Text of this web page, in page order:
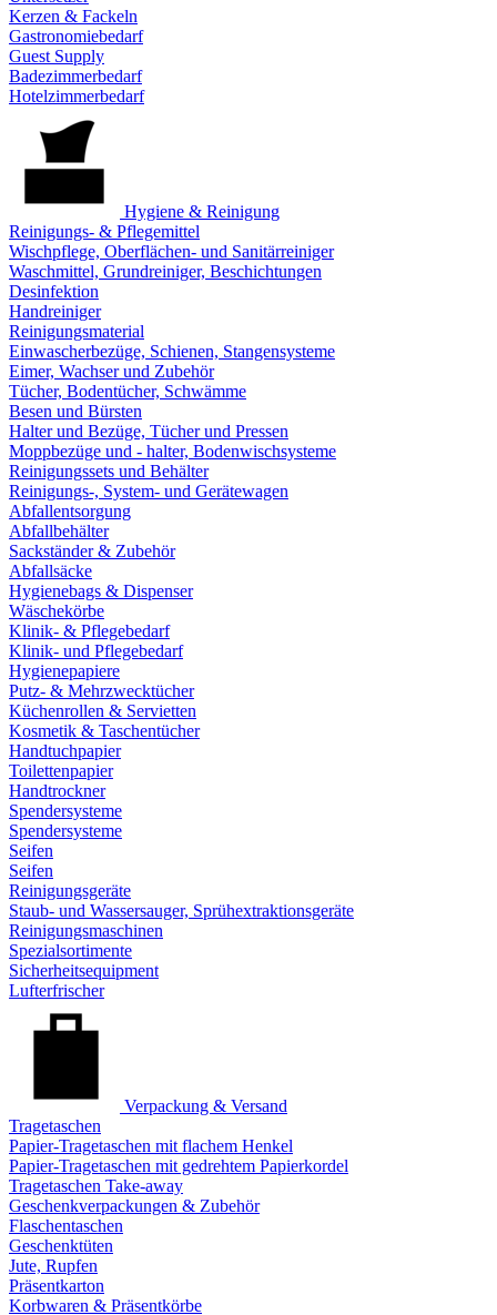
Kerzen & Fackeln
Gastronomiebedarf
Guest Supply
Badezimmerbedarf
Hotelzimmerbedarf
Hygiene & Reinigung
Reinigungs- & Pflegemittel
Wischpflege, Oberflächen- und Sanitärreiniger
Waschmittel, Grundreiniger, Beschichtungen
Desinfektion
Handreiniger
Reinigungsmaterial
Einwascherbezüge, Schienen, Stangensysteme
Eimer, Wachser und Zubehör
Tücher, Bodentücher, Schwämme
Besen und Bürsten
Halter und Bezüge, Tücher und Pressen
Moppbezüge und - halter, Bodenwischsysteme
Reinigungssets und Behälter
Reinigungs-, System- und Gerätewagen
Abfallentsorgung
Abfallbehälter
Sackständer & Zubehör
Abfallsäcke
Hygienebags & Dispenser
Wäschekörbe
Klinik- & Pflegebedarf
Klinik- und Pflegebedarf
Hygienepapiere
Putz- & Mehrzwecktücher
Küchenrollen & Servietten
Kosmetik & Taschentücher
Handtuchpapier
Toilettenpapier
Handtrockner
Spendersysteme
Spendersysteme
Seifen
Seifen
Reinigungsgeräte
Staub- und Wassersauger, Sprühextraktionsgeräte
Reinigungsmaschinen
Spezialsortimente
Sicherheitsequipment
Lufterfrischer
Verpackung & Versand
Tragetaschen
Papier-Tragetaschen mit flachem Henkel
Papier-Tragetaschen mit gedrehtem Papierkordel
Tragetaschen Take-away
Geschenkverpackungen & Zubehör
Flaschentaschen
Geschenktüten
Jute, Rupfen
Präsentkarton
Korbwaren & Präsentkörbe